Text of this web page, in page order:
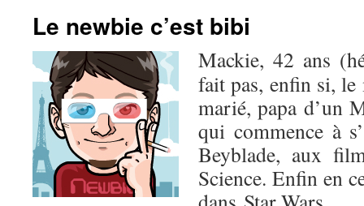
Le newbie c’est bibi
Mackie, 42 ans
fait pas, enfin si, le
marié, papa d’un
qui commence à
Beyblade, aux
Science. Enfin en